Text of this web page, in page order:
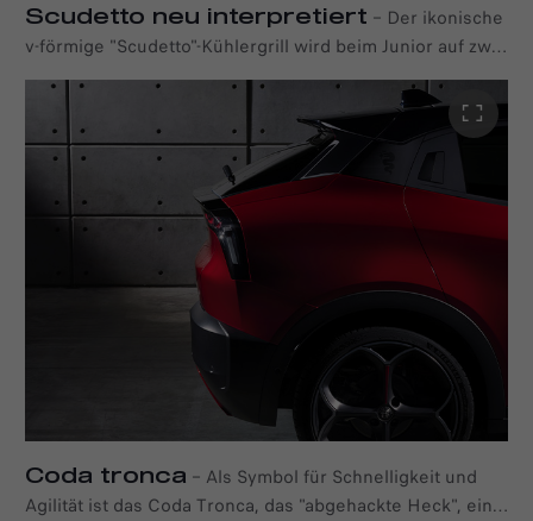
Scudetto neu interpretiert – Der ikonische
v-förmige "Scudetto"-Kühlergrill wird beim Junior auf zwei
verschiede Arten faszinierend neu interpretiert. Sie
haben die Wahl zwischen den Designs "Leggenda" und
"Progresso". "Leggenda" zeichnet sich durch ein dunklen
Look mit matten Details aus und ist eine Hommage an die
legendären Fahrzeuge von Alfa Romeo mit dem
historischen Schriftzug. "Progresso" zelebriert die
Innovation und setzt die zukunftsgerichtete, elegante
Designsprache der Marke in Szene.
Coda tronca​ – Als Symbol für Schnelligkeit und
Agilität ist das Coda Tronca, das "abgehackte Heck", ein